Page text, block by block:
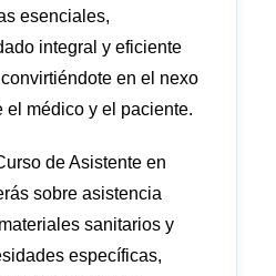
esenciales,
integral y eficiente
en el nexo
el médico y el paciente.
de Asistente en
sobre asistencia
sanitarios y
específicas,